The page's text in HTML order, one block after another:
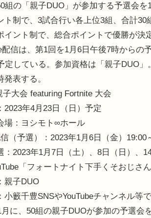
組の「親子DUO」が参加する予選会
ト制で、3試合行い各上位3組、合計
イント制で、総合ポイントで優勝が決
信は、第1回を1月6日午後7時からの
定している。参加資格は「親子DUO
表する。
大会 featuring Fortnite 大会
2023年4月23日（日）予定
場：ヨシモト∞ホール
（予選）：2023年1月6日（金）19:00
：2023年1月7日（土）、8日（日）、
「フォートナイト下手くそおじさ
親子DUO
小籔千豊SNSやYouTubeチャンネル等
に、50組の親子DUOが参加の予選会